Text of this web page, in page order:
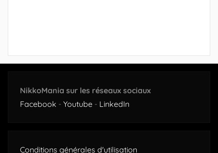
NikkoMania sur les réseaux sociaux
Facebook - Youtube - LinkedIn
Conditions générales d'utilisation